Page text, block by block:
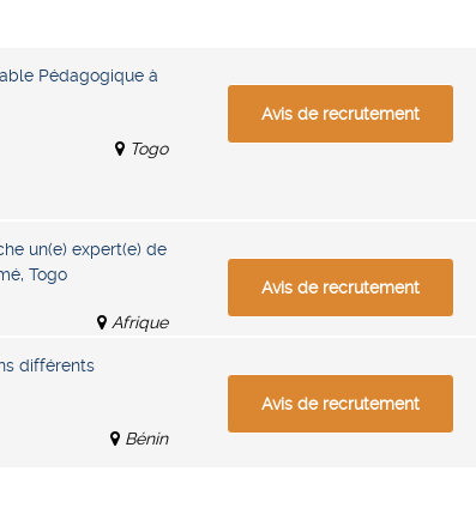
Pédagogique à
Togo
Avis de recrutement
un(e) expert(e) de
Togo
Afrique
Avis de recrutement
différents
Bénin
Avis de recrutement